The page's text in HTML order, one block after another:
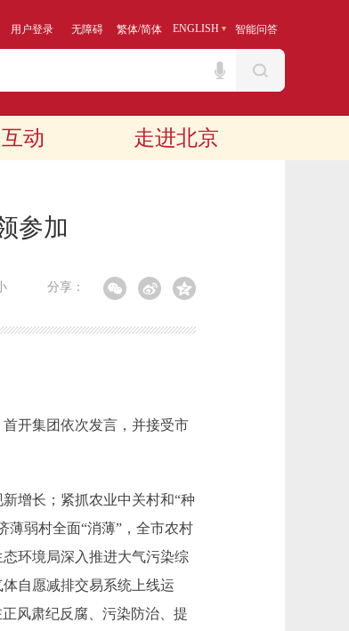
用户登录 无障碍 繁体/简体 ENGLISH 智能问答
动 走进北京
参加
分享：
开集团依次发言，并接受市
增长；紧抓农业中关村和“种
薄弱村全面“消薄”，全市农村
环境局深入推进大气污染综
自愿减排交易系统上线运
风肃纪反腐、污染防治、提